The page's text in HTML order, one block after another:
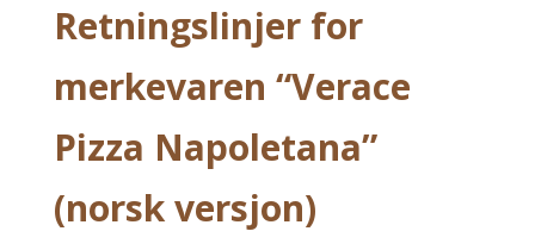
Retningslinjer for
merkevaren “Verace
Pizza Napoletana”
(norsk versjon)